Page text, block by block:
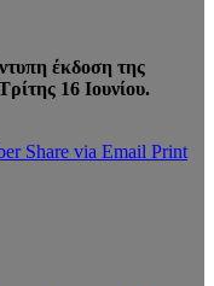
έκδοση της
16 Iουνίου.
Share via Email Print